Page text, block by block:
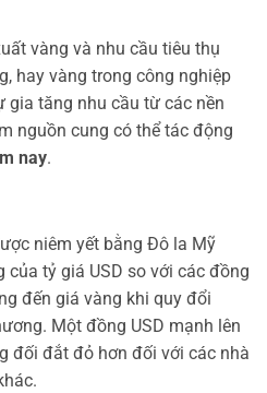
vàng và nhu cầu tiêu thụ
hay vàng trong công nghiệp
gia tăng nhu cầu từ các nền
nguồn cung có thể tác động
nay.
niêm yết bằng Đô la Mỹ
của tỷ giá USD so với các đồng
đến giá vàng khi quy đổi
Một đồng USD mạnh lên
đối đắt đỏ hơn đối với các nhà